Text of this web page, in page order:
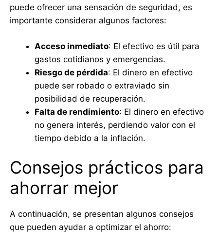
puede ofrecer una sensación de seguridad, es
importante considerar algunos factores:
Acceso inmediato: El efectivo es útil para
gastos cotidianos y emergencias.
Riesgo de pérdida: El dinero en efectivo
puede ser robado o extraviado sin
posibilidad de recuperación.
Falta de rendimiento: El dinero en efectivo
no genera interés, perdiendo valor con el
tiempo debido a la inflación.
Consejos prácticos para
ahorrar mejor
A continuación, se presentan algunos consejos
que pueden ayudar a optimizar el ahorro: